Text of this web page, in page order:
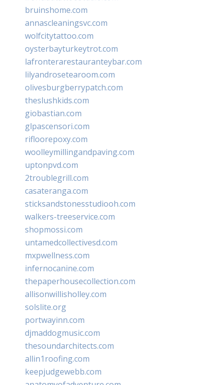
bruinshome.com
annascleaningsvc.com
wolfcitytattoo.com
oysterbayturkeytrot.com
lafronterarestauranteybar.com
lilyandrosetearoom.com
olivesburgberrypatch.com
theslushkids.com
giobastian.com
glpascensori.com
rifloorepoxy.com
woolleymillingandpaving.com
uptonpvd.com
2troublegrill.com
casateranga.com
sticksandstonesstudiooh.com
walkers-treeservice.com
shopmossi.com
untamedcollectivesd.com
mxpwellness.com
infernocanine.com
thepaperhousecollection.com
allisonwillisholley.com
solslite.org
portwayinn.com
djmaddogmusic.com
thesoundarchitects.com
allin1roofing.com
keepjudgewebb.com